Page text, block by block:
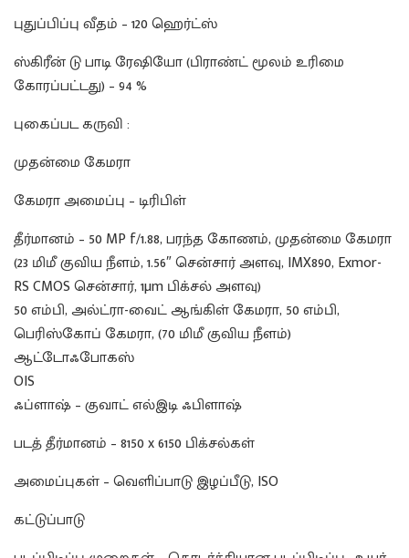
புதுப்பிப்பு வீதம் – 120 ஹெர்ட்ஸ்
ஸ்கிரீன் டு பாடி ரேஷியோ (பிராண்ட் மூலம் உரிமை
கோரப்பட்டது) – 94 %
புகைப்பட கருவி :
முதன்மை கேமரா
கேமரா அமைப்பு – டிரிபிள்
தீர்மானம் – 50 MP f/1.88, பரந்த கோணம், முதன்மை கேமரா
(23 மிமீ குவிய நீளம், 1.56″ சென்சார் அளவு, IMX890, Exmor-
RS CMOS சென்சார், 1µm பிக்சல் அளவு)
50 எம்பி, அல்ட்ரா-வைட் ஆங்கிள் கேமரா, 50 எம்பி,
பெரிஸ்கோப் கேமரா, (70 மிமீ குவிய நீளம்)
ஆட்டோஃபோகஸ்
OIS
ஃப்ளாஷ் – குவாட் எல்இடி ஃபிளாஷ்
படத் தீர்மானம் – 8150 x 6150 பிக்சல்கள்
அமைப்புகள் – வெளிப்பாடு இழப்பீடு, ISO
கட்டுப்பாடு